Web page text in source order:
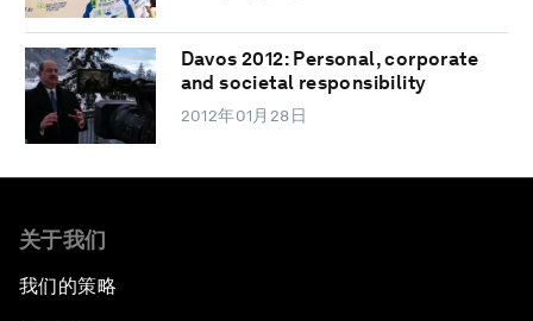
Davos 2012: Personal, corporate
and societal responsibility
2012年01月28日
关于我们
我们的策略